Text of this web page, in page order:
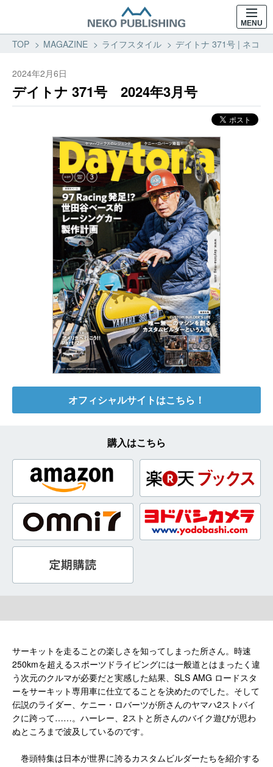
MENU
TOP MAGAZINE ライフスタイル デイトナ 371号 | ネコ・
2024年2月6日
デイトナ 371号 2024年3月号
オフィシャルサイトはこちら！
購入はこちら
サーキットを走ることの楽しさを知ってしまった所さん。時速
250kmを超えるスポーツドライビングには一般道とはまったく違
う次元のクルマが必要だと実感した結果、SLS AMG ロードスタ
ーをサーキット専用車に仕立てることを決めたのでした。そして
伝説のライダー、ケニー・ロバーツが所さんのヤマハ2ストバイ
クに跨って……。ハーレー、2ストと所さんのバイク遊びが思わ
ぬところまで波及しているのです。
巻頭特集は日本が世界に誇るカスタムビルダーたちを紹介する